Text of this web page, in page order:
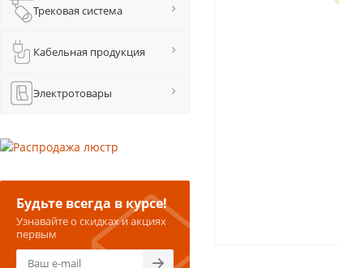
Трековая система
Кабельная продукция
Электротовары
Будьте всегда в курсе!
Узнавайте о скидках и акциях
первым